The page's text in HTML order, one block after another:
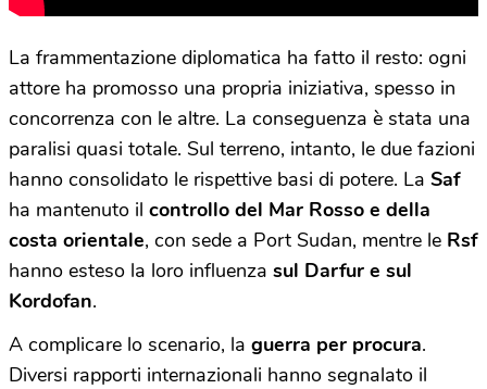
La frammentazione diplomatica ha fatto il resto: ogni
attore ha promosso una propria iniziativa, spesso in
concorrenza con le altre. La conseguenza è stata una
paralisi quasi totale. Sul terreno, intanto, le due fazioni
hanno consolidato le rispettive basi di potere. La Saf
ha mantenuto il controllo del Mar Rosso e della
costa orientale, con sede a Port Sudan, mentre le Rsf
hanno esteso la loro influenza sul Darfur e sul
Kordofan.
A complicare lo scenario, la guerra per procura.
Diversi rapporti internazionali hanno segnalato il